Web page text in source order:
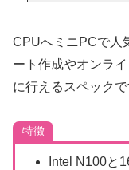
CPUへミニPCで人
ート作成やオンラ
に行えるスペックで
特徴
Intel N100と